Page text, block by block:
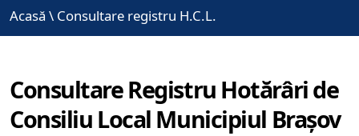
Acasă \ Consultare registru H.C.L.
Consultare Registru Hotărâri de
Consiliu Local Municipiul Brașov